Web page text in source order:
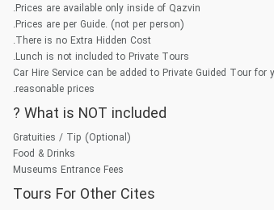
Prices are available only inside of Qazvin.
Prices are per Guide. (not per person).
There is no Extra Hidden Cost.
Lunch is not included to Private Tours.
Car Hire Service can be added to Private Guided Tour
reasonable prices.
What is NOT included ?
Gratuities / Tip (Optional)
Food & Drinks
Museums Entrance Fees
Tours For Other Cites